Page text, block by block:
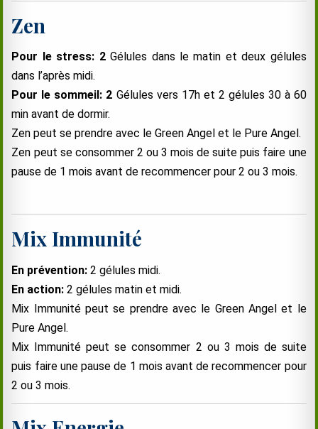
Zen
Pour le stress: 2Gélules dans le matin et deux gélules
dans l’après midi.
Pour le sommeil: 2 Gélules vers 17h et 2 gélules 30 à 60
min avant de dormir.
Zen peut se prendre avec le Green Angel et le Pure Angel.
Zen peut se consommer 2 ou 3 mois de suite puis faire une
pause de 1 mois avant de recommencer pour 2 ou 3 mois.
Mix Immunité
En prévention: 2 gélules midi.
En action: 2 gélules matin et midi.
Mix Immunité peut se prendre avec le Green Angel et le
Pure Angel.
Mix Immunité peut se consommer 2 ou 3 mois de suite
puis faire une pause de 1 mois avant de recommencer pour
2 ou 3 mois.